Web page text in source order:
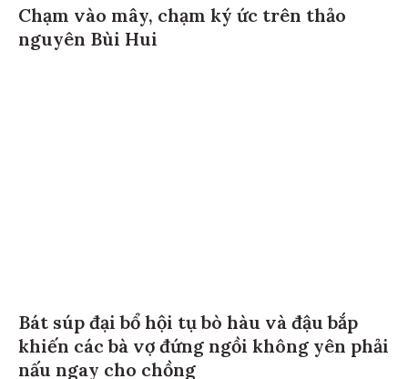
Chạm vào mây, chạm ký ức trên thảo
nguyên Bùi Hui
Bát súp đại bổ hội tụ bò hàu và đậu bắp
khiến các bà vợ đứng ngồi không yên phải
nấu ngay cho chồng